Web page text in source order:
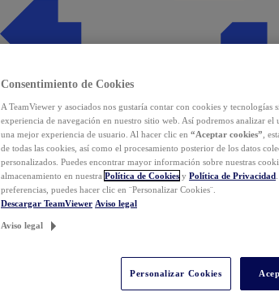
Consentimiento de Cookies
A TeamViewer y asociados nos gustaría contar con cookies y tecnologías
experiencia de navegación en nuestro sitio web. Así podremos analizar el
una mejor experiencia de usuario. Al hacer clic en “Aceptar cookies” ,
de todas las cookies, así como el procesamiento posterior de los datos
personalizados. Puedes encontrar mayor información sobre nuestras
almacenamiento en nuestra Política de Cookies y Política de Privacidad
preferencias, puedes hacer clic en ¨Personalizar Cookies¨.
Descargar TeamViewer Aviso legal
Aviso legal
Personalizar Cookies